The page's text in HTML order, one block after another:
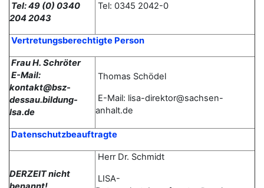
Tel: 49 (0) 0340
204 2043
Tel: 0345 2042-0
Vertretungsberechtigte Person
Frau H. Schröter
E-Mail:
kontakt@bsz-
dessau.bildung-
lsa.de
Thomas Schödel
E-Mail: lisa-direktor@sachsen-
anhalt.de
Datenschutzbeauftragte
DERZEIT nicht
Herr Dr. Schmidt
LISA-